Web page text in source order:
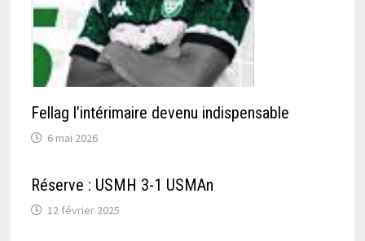
Fellag l’intérimaire devenu indispensable
6 mai 2026
Réserve : USMH 3-1 USMAn
12 février 2025